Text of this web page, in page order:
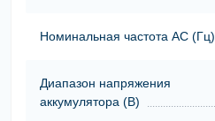
Номинальная частота АС (Гц)
Диапазон напряжения
аккумулятора (В)